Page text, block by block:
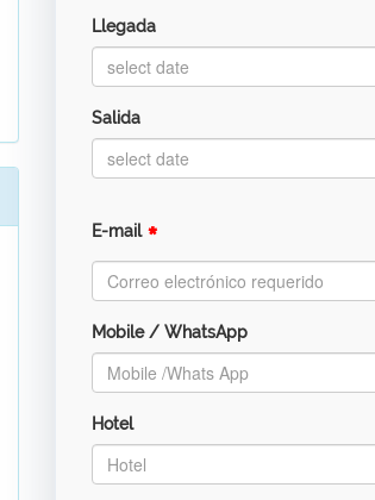
Llegada
Salida
E-mail *
Mobile / WhatsApp
Hotel